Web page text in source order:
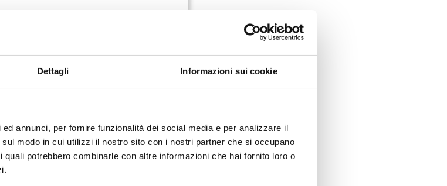
Dettagli Informazioni sui cookie
annunci, per fornire funzionalità dei social media e per analizzare il
modo in cui utilizzi il nostro sito con i nostri partner che si occupano
potrebbero combinarle con altre informazioni che hai fornito loro o
di Regione Lombardia -
2016 "Disciplina regionale dei
è di interesse anche per tutti i